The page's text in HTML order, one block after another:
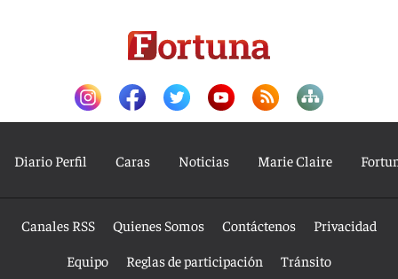
Diario Perfil Caras Noticias Marie Claire
Canales RSS Quienes Somos Contáctenos
Privacidad
Equipo
Reglas de participación Tránsito